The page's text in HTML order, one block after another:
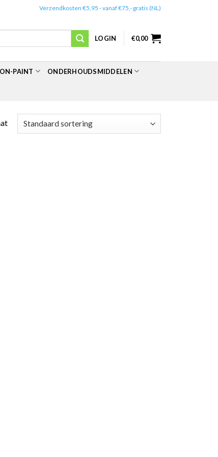
Verzendkosten €5,95 - vanaf €75,- gratis (NL)
LOGIN €0,00
PAINT ONDERHOUDSMIDDELEN